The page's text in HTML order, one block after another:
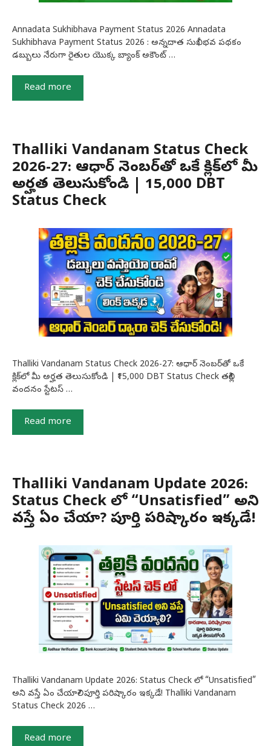
Annadata Sukhibhava Payment Status 2026 Annadata
Sukhibhava Payment Status 2026 : అన్నదాత సుఖీభవ పథకం
డబ్బులు నేరుగా రైతుల యొక్క బ్యాంక్ అకౌంట్ …
Read more
Thalliki Vandanam Status Check
2026-27: ఆధార్ నెంబర్‌తో ఒకే క్లిక్‌లో మీ
అర్హత తెలుసుకోండి | ₹15,000 DBT
Status Check
Thalliki Vandanam Status Check 2026-27: ఆధార్ నెంబర్‌తో ఒకే
క్లిక్‌లో మీ అర్హత తెలుసుకోండి | ₹15,000 DBT Status Check తల్లికి
వందనం స్టేటస్ …
Read more
Thalliki Vandanam Update 2026:
Status Check లో “Unsatisfied” అని
వస్తే ఏం చేయాలి? పూర్తి పరిష్కారం ఇక్కడే!
Thalliki Vandanam Update 2026: Status Check లో “Unsatisfied”
అని వస్తే ఏం చేయాలి? పూర్తి పరిష్కారం ఇక్కడే! Thalliki Vandanam
Status Check 2026 …
Read more